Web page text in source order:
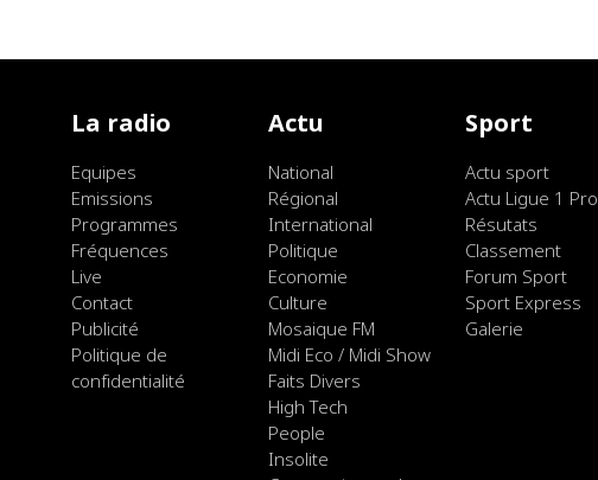
La radio
Equipes
Emissions
Programmes
Fréquences
Live
Contact
Publicité
Politique de
confidentialité
Actu
National
Régional
International
Politique
Economie
Culture
Mosaique FM
Midi Eco / Midi Show
Faits Divers
High Tech
People
Insolite
Sport
Actu sport
Actu Ligue 1 Pro
Résutats
Classement
Forum Sport
Sport Express
Galerie